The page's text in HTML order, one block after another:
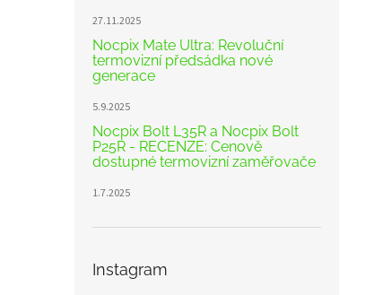
27.11.2025
Nocpix Mate Ultra: Revoluční
termovizní předsádka nové
generace
5.9.2025
Nocpix Bolt L35R a Nocpix Bolt
P25R - RECENZE: Cenově
dostupné termovizní zaměřovače
1.7.2025
Instagram